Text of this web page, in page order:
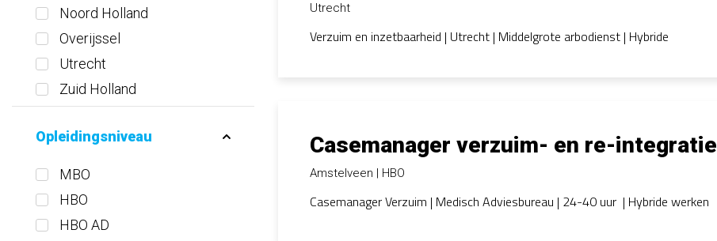
Noord Holland
Overijssel
Utrecht
Zuid Holland
Opleidingsniveau
MBO
HBO
HBO AD
Utrecht
Verzuim en inzetbaarheid | Utrecht | Middelgrote arbodienst | Hybride
Casemanager verzuim- en re-integratie
Amstelveen HBO
Casemanager Verzuim | Medisch Adviesbureau | 24-40 uur | Hybride werken